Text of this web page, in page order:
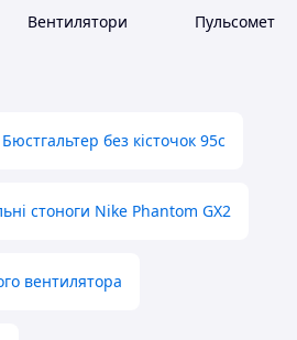
Вентилятори Пульсометри
Бюстгальтер без кісточок 95с
стоноги Nike Phantom GX2
вентилятора